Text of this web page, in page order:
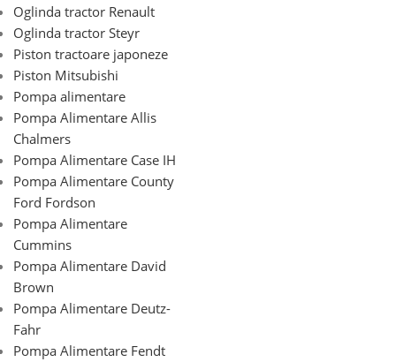
Oglinda tractor Renault
Oglinda tractor Steyr
Piston tractoare japoneze
Piston Mitsubishi
Pompa alimentare
Pompa Alimentare Allis
Chalmers
Pompa Alimentare Case IH
Pompa Alimentare County
Ford Fordson
Pompa Alimentare
Cummins
Pompa Alimentare David
Brown
Pompa Alimentare Deutz-
Fahr
Pompa Alimentare Fendt